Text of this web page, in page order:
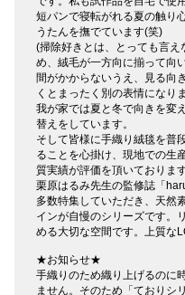
短パンで寝転がれる夏の触り
うたんを撫でています(笑)
(掃除好きとは、とっても言
め、絨毛が一方向に揃って向
間がかからないうえ、見る向
くとまったく別の表情になりま
我が家では夏と冬で向きを変
替えをしています。
そして皆様に手織り絨毯を普
ることを心掛け、現地での生
質実績が評価を頂いておりま
栗原はるみ先生の監修誌「
多数特集していただき、天然
インが自慢のシリーズです。
める大切な空間です。上質な
★お知らせ★
手織りのため織り上げるのに
ません。そのため「ておりシ